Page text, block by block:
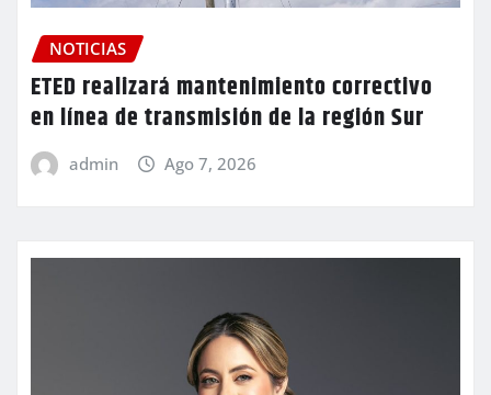
NOTICIAS
ETED realizará mantenimiento correctivo
en línea de transmisión de la región Sur
admin Ago 7, 2026